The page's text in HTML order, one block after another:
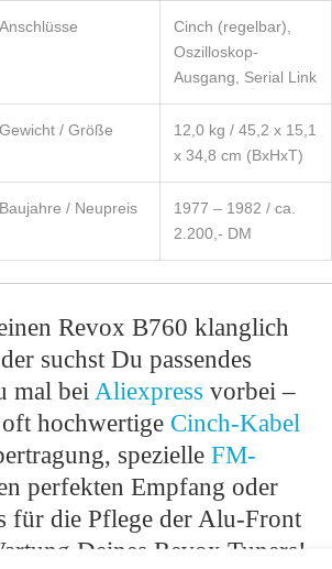
Anschlüsse
Cinch (regelbar),
Oszilloskop-
Ausgang, Serial Link
Gewicht / Größe
12,0 kg / 45,2 x 15,1
x 34,8 cm (BxHxT)
Baujahre / Neupreis
1977 – 1982 / ca.
2.200,- DM
Revox B760 klanglich
suchst Du passendes
mal bei Aliexpress vorbei –
hochwertige Cinch-Kabel
spezielle FM-
perfekten Empfang oder
für die Pflege der Alu-Front
Deines Revox Tuners!